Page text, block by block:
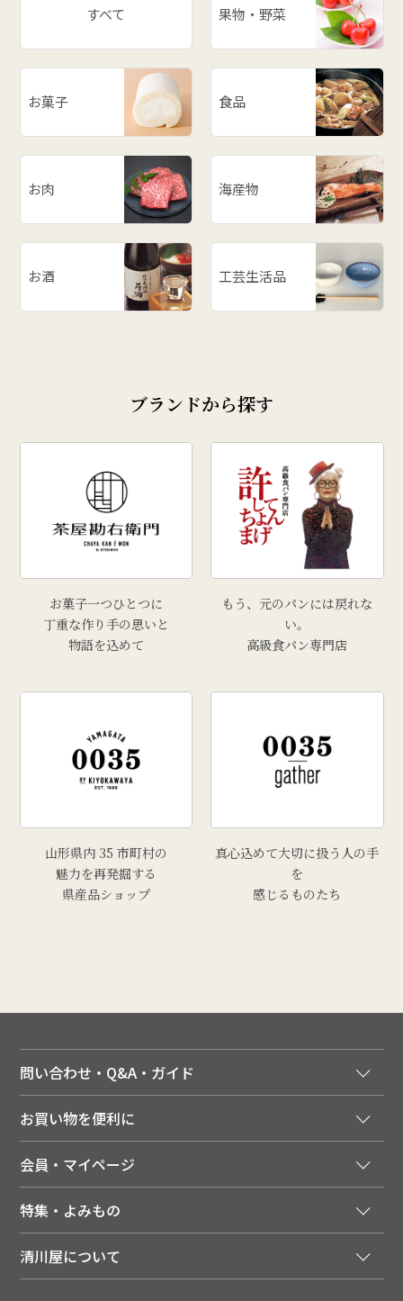
すべて 果物・野菜
お菓子 食品
お肉 海産物
お酒 工芸生活品
ブランドから探す
お菓子一つひとつに
丁重な作り手の思いと
物語を込めて
もう、元のパンには戻れな
い。
高級食パン専門店
山形県内 35 市町村の
魅力を再発掘する
県産品ショップ
真心込めて大切に扱う人の手
を
感じるものたち
問い合わせ・Q&A・ガイド
ご利用ガイド
領収書について
送料について
配達日について
返品について
お買い物を便利に
季節のカタログを無料でお届け
店舗・ECポイント共通アプリ
LINEお友だち登録
会員・マイページ
会員特典について
注文履歴
特集・よみもの
メディア掲載商品
清川屋について